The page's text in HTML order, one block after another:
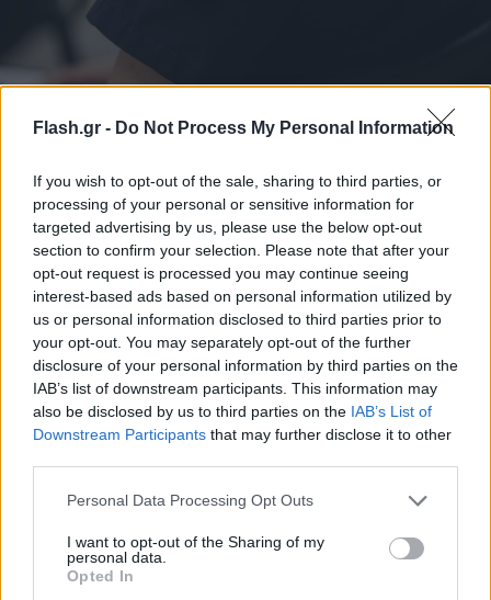
Flash.gr - Do Not Process My Personal Information
If you wish to opt-out of the sale, sharing to third parties, or
processing of your personal or sensitive information for
targeted advertising by us, please use the below opt-out
section to confirm your selection. Please note that after your
opt-out request is processed you may continue seeing
interest-based ads based on personal information utilized by
us or personal information disclosed to third parties prior to
your opt-out. You may separately opt-out of the further
disclosure of your personal information by third parties on the
IAB’s list of downstream participants. This information may
also be disclosed by us to third parties on the IAB’s List of
Downstream Participants that may further disclose it to other
Please note that this website/app uses one or more Google
not limited to your visit or usage behaviour. You may click to
grant or deny consent to Google and its third-party tags to
use your data for below specified purposes in below Google
Personal Data Processing Opt Outs
I want to opt-out of the Sharing of my
personal data.
Opted In
Σοκ στον Βόλο: 65χρονος αυνανιζόταν κατά τη
διάρκεια παιδικής παράστασης
αστυνομία από τους έντρομους γονείς.
17.07.2024 00:25
Συντακτική
Ομάδα
Νέα κρούσματα πανώλης στην Καλαμπάκα -